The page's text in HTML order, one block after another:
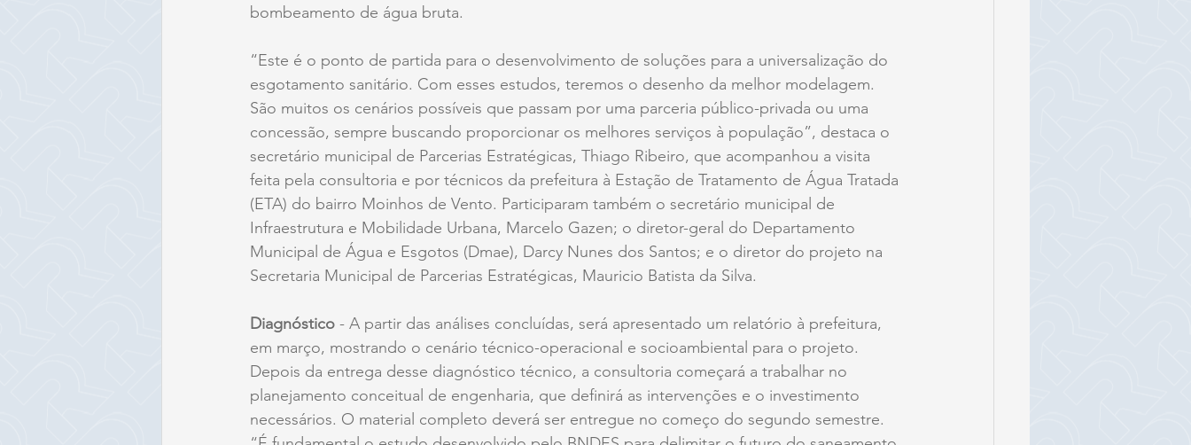
bombeamento de água bruta.
“Este é o ponto de partida para o desenvolvimento de soluções para a universalização do
esgotamento sanitário. Com esses estudos, teremos o desenho da melhor modelagem.
São muitos os cenários possíveis que passam por uma parceria público-privada ou uma
concessão, sempre buscando proporcionar os melhores serviços à população”, destaca o
secretário municipal de Parcerias Estratégicas, Thiago Ribeiro, que acompanhou a visita
feita pela consultoria e por técnicos da prefeitura à Estação de Tratamento de Água Tratada
(ETA) do bairro Moinhos de Vento. Participaram também o secretário municipal de
Infraestrutura e Mobilidade Urbana, Marcelo Gazen; o diretor-geral do Departamento
Municipal de Água e Esgotos (Dmae), Darcy Nunes dos Santos; e o diretor do projeto na
Secretaria Municipal de Parcerias Estratégicas, Mauricio Batista da Silva.
Diagnóstico - A partir das análises concluídas, será apresentado um relatório à prefeitura,
em março, mostrando o cenário técnico-operacional e socioambiental para o projeto.
Depois da entrega desse diagnóstico técnico, a consultoria começará a trabalhar no
planejamento conceitual de engenharia, que definirá as intervenções e o investimento
necessários. O material completo deverá ser entregue no começo do segundo semestre.